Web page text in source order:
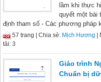
lầm khi thực
quyết một bài
định tham số - Các phương pháp
57 trang | Chia sẻ: Mịch Hương |
tải: 3
Giáo trình
Chuẩn bị